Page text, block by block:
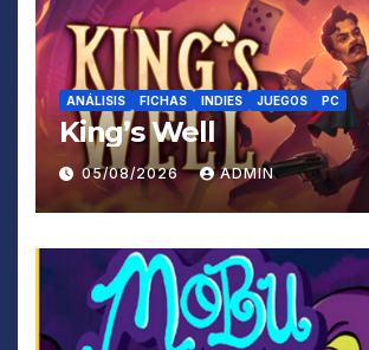
ANÁLISIS FICHAS INDIES JUEGOS PC
King’s Well
05/08/2026 ADMIN